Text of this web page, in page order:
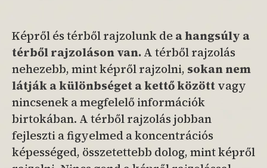
Képről és térből rajzolunk dea hangsúly a
térből rajzoláson van.A térből rajzolás
nehezebb, mint képről rajzolni, sokan nem
látják a különbséget a kettő közöttvagy
nincsenek a megfelelő információk
birtokában. A térből rajzolás jobban
fejleszti a figyelmed a koncentrációs
képességed, összetettebb dolog, mint képről